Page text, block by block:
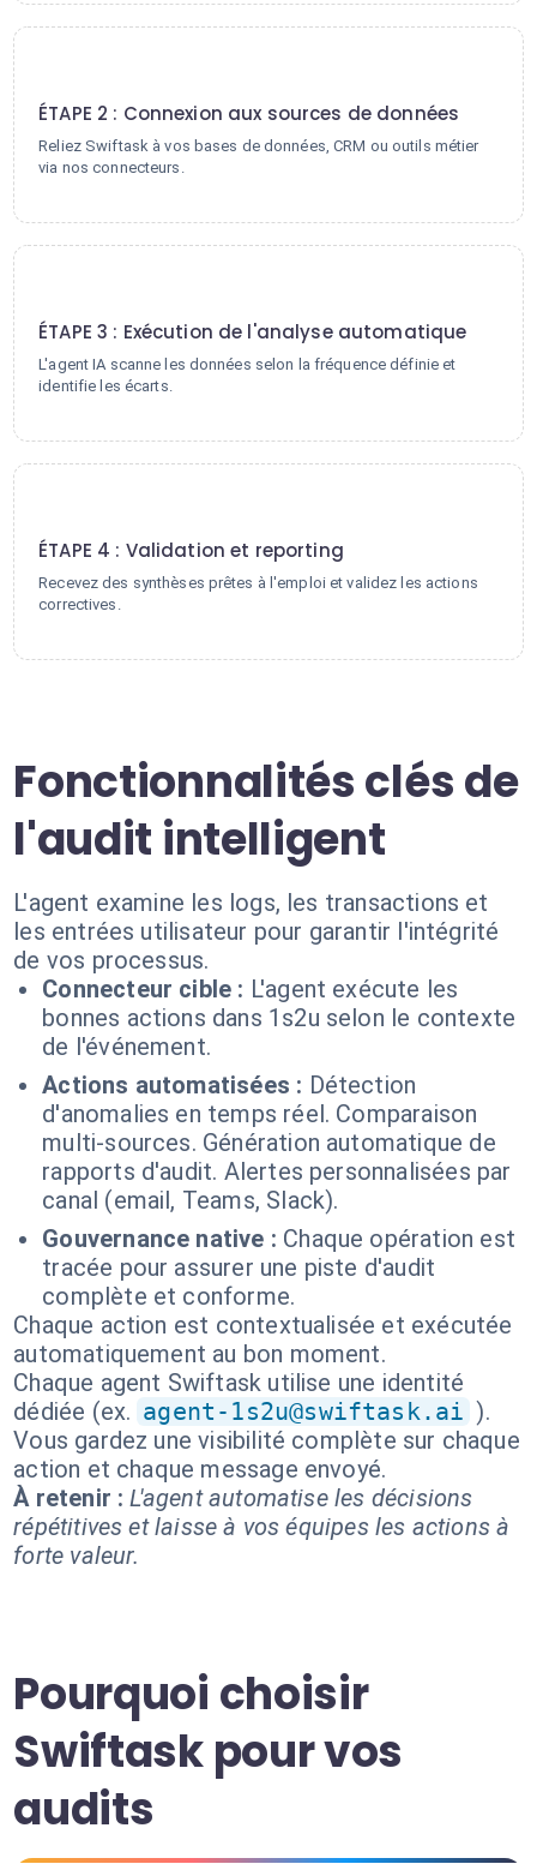
ÉTAPE 2 : Connexion aux sources de données
Reliez Swiftask à vos bases de données, CRM ou outils métier
via nos connecteurs.
ÉTAPE 3 : Exécution de l'analyse automatique
L'agent IA scanne les données selon la fréquence définie et
identifie les écarts.
ÉTAPE 4 : Validation et reporting
Recevez des synthèses prêtes à l'emploi et validez les actions
correctives.
Fonctionnalités clés de
l'audit intelligent
L'agent examine les logs, les transactions et
les entrées utilisateur pour garantir l'intégrité
de vos processus.
Connecteur cible : L'agent exécute les
bonnes actions dans 1s2u selon le contexte
de l'événement.
Actions automatisées : Détection
d'anomalies en temps réel. Comparaison
multi-sources. Génération automatique de
rapports d'audit. Alertes personnalisées par
canal (email, Teams, Slack).
Gouvernance native : Chaque opération est
tracée pour assurer une piste d'audit
complète et conforme.
Chaque action est contextualisée et exécutée
automatiquement au bon moment.
Chaque agent Swiftask utilise une identité
dédiée (ex. agent-1s2u@swiftask.ai ).
Vous gardez une visibilité complète sur chaque
action et chaque message envoyé.
À retenir : L'agent automatise les décisions
répétitives et laisse à vos équipes les actions à
forte valeur.
Pourquoi choisir
Swiftask pour vos
audits